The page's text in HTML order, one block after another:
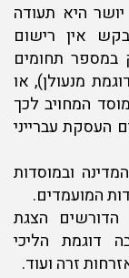
היא תעודה
אין רישום
במספר תחומים
מנעולן), או
המחויב לכך
העסקת עברייני
ובמוסדות
המועמדים.
הדורשים הצגת
דוגמת הליכי
זרה ועוד.